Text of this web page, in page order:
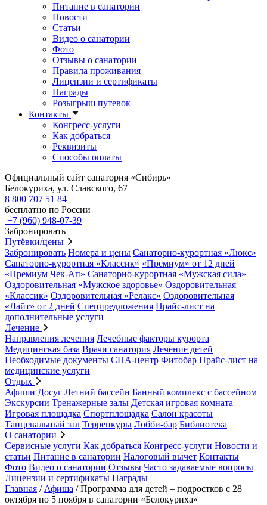
Питание в санатории
Новости
Статьи
Видео о санатории
Фото
Отзывы о санатории
Правила проживания
Лицензии и сертификаты
Награды
Розыгрыш путевок
Контакты
Конгресс-услуги
Как добраться
Реквизиты
Способы оплаты
Официальный сайт санатория «Сибирь»
Белокуриха, ул. Славского, 67
8 800 707 51 84
бесплатно по России
+7 (960) 948-07-39
Забронировать
Путёвки/цены
Забронировать Номера и цены Санаторно-курортная «Люкс»
Санаторно-курортная «Классик» «Премиум» от 12 дней
«Премиум Чек-Ап» Санаторно-курортная «Мужская сила»
Оздоровительная «Мужское здоровье» Оздоровительная
«Классик» Оздоровительная «Релакс» Оздоровительная
«Лайт» от 2 дней Спецпредложения Прайс-лист на
дополнительные услуги
Лечение
Направления лечения Лечебные факторы курорта
Медицинская база Врачи санатория Лечение детей
Необходимые документы СПА-центр Фитобар Прайс-лист на
медицинские услуги
Отдых
Афиши Досуг Летний бассейн Банный комплекс с бассейном
Экскурсии Тренажерные залы Детская игровая комната
Игровая площадка Спортплощадка Салон красоты
Танцевальный зал Терренкуры Лобби-бар Библиотека
О санатории
Сервисные услуги Как добраться Конгресс-услуги Новости и
статьи Питание в санатории Налоговый вычет Контакты
Фото Видео о санатории Отзывы Часто задаваемые вопросы
Лицензии и сертификаты Награды
Главная / Афиша /Программа для детей – подростков с 28
октября по 5 ноября в санатории «Белокуриха»